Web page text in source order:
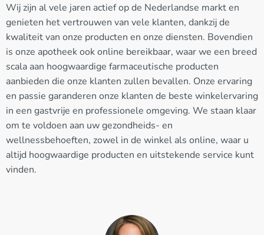
Wij zijn al vele jaren actief op de Nederlandse markt en
genieten het vertrouwen van vele klanten, dankzij de
kwaliteit van onze producten en onze diensten. Bovendien
is onze apotheek ook online bereikbaar, waar we een breed
scala aan hoogwaardige farmaceutische producten
aanbieden die onze klanten zullen bevallen. Onze ervaring
en passie garanderen onze klanten de beste winkelervaring
in een gastvrije en professionele omgeving. We staan klaar
om te voldoen aan uw gezondheids- en
wellnessbehoeften, zowel in de winkel als online, waar u
altijd hoogwaardige producten en uitstekende service kunt
vinden.